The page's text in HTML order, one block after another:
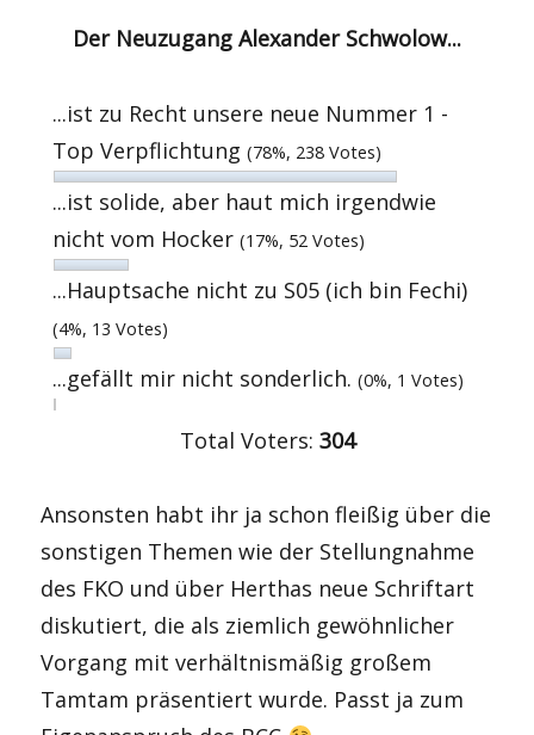
Der Neuzugang Alexander Schwolow...
...ist zu Recht unsere neue Nummer 1 -
Top Verpflichtung(78%, 238 Votes)
...ist solide, aber haut mich irgendwie
nicht vom Hocker(17%, 52 Votes)
...Hauptsache nicht zu S05 (ich bin Fechi)
(4%, 13 Votes)
...gefällt mir nicht sonderlich.(0%, 1 Votes)
Total Voters: 304
Ansonsten habt ihr ja schon fleißig über die
sonstigen Themen wie der Stellungnahme
des FKO und über Herthas neue Schriftart
diskutiert, die als ziemlich gewöhnlicher
Vorgang mit verhältnismäßig großem
Tamtam präsentiert wurde. Passt ja zum